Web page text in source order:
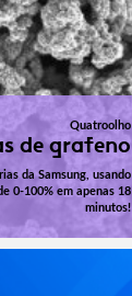
Quatroolho
de grafeno
da Samsung, usando
0-100% em apenas 18
minutos!